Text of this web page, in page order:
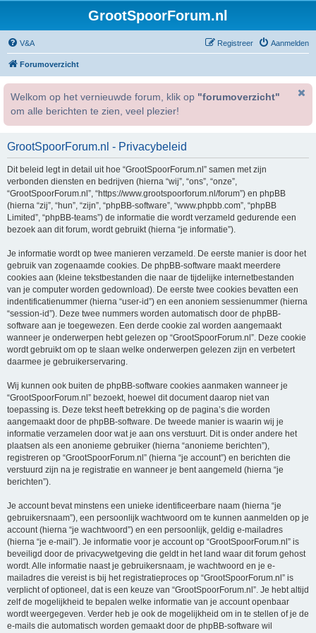
GrootSpoorForum.nl
V&A Aanmelden
Registreer
Forumoverzicht
Welkom op het vernieuwde forum, klik op "forumoverzicht"
om alle berichten te zien, veel plezier!
GrootSpoorForum.nl - Privacybeleid
Dit beleid legt in detail uit hoe “GrootSpoorForum.nl” samen met zijn
verbonden diensten en bedrijven (hierna “wij”, “ons”, “onze”,
“GrootSpoorForum.nl”, “https://www.grootspoorforum.nl/forum”) en phpBB
(hierna “zij”, “hun”, “zijn”, “phpBB-software”, “www.phpbb.com”, “phpBB
Limited”, “phpBB-teams”) de informatie die wordt verzameld gedurende een
bezoek aan dit forum, wordt gebruikt (hierna “je informatie”).
Je informatie wordt op twee manieren verzameld. De eerste manier is door het
gebruik van zogenaamde cookies. De phpBB-software maakt meerdere
cookies aan (kleine tekstbestanden die naar de tijdelijke internetbestanden
van je computer worden gedownload). De eerste twee cookies bevatten een
indentificatienummer (hierna “user-id”) en een anoniem sessienummer (hierna
“session-id”). Deze twee nummers worden automatisch door de phpBB-
software aan je toegewezen. Een derde cookie zal worden aangemaakt
wanneer je onderwerpen hebt gelezen op “GrootSpoorForum.nl”. Deze cookie
wordt gebruikt om op te slaan welke onderwerpen gelezen zijn en verbetert
daarmee je gebruikerservaring.
Wij kunnen ook buiten de phpBB-software cookies aanmaken wanneer je
“GrootSpoorForum.nl” bezoekt, hoewel dit document daarop niet van
toepassing is. Deze tekst heeft betrekking op de pagina’s die worden
aangemaakt door de phpBB-software. De tweede manier is waarin wij je
informatie verzamelen door wat je aan ons verstuurt. Dit is onder andere het
plaatsen als een anonieme gebruiker (hierna “anonieme berichten”),
registreren op “GrootSpoorForum.nl” (hierna “je account”) en berichten die
verstuurd zijn na je registratie en wanneer je bent aangemeld (hierna “je
berichten”).
Je account bevat minstens een unieke identificeerbare naam (hierna “je
gebruikersnaam”), een persoonlijk wachtwoord om te kunnen aanmelden op je
account (hierna “je wachtwoord”) en een persoonlijk, geldig e-mailadres
(hierna “je e-mail”). Je informatie voor je account op “GrootSpoorForum.nl” is
beveiligd door de privacywetgeving die geldt in het land waar dit forum gehost
wordt. Alle informatie naast je gebruikersnaam, je wachtwoord en je e-
mailadres die vereist is bij het registratieproces op “GrootSpoorForum.nl” is
verplicht of optioneel, dat is een keuze van “GrootSpoorForum.nl”. Je hebt altijd
zelf de mogelijkheid te bepalen welke informatie van je account openbaar
wordt weergegeven. Verder heb je ook de mogelijkheid om in te stellen of je de
e-mails die automatisch worden gemaakt door de phpBB-software wil